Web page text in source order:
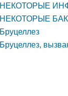
НЕКОТОРЫЕ
НЕКОТОРЫЕ
Бруцеллез
Бруцеллез,